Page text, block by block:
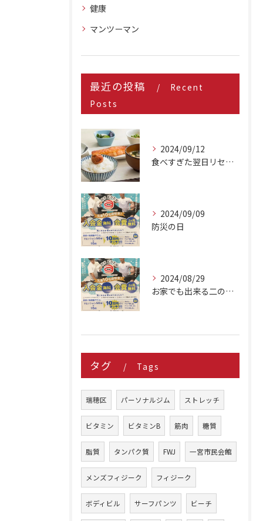
健康
マンツーマン
最近の投稿
Recent
Posts
2024/09/12
食べすぎた翌日リセット方法
2024/09/09
防災の日
2024/08/29
お家でも出来る二の腕シェイプアップ種目 3選
タグ Tags
瑞穂区 パーソナルジム ストレッチ
ビタミン ビタミンB 筋肉 糖質
脂質 タンパク質 FWJ 一宮市民会館
メンズフィジーク フィジーク
ボディビル サーフパンツ ビーチ